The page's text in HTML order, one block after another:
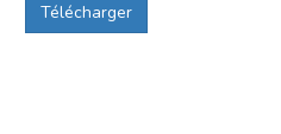
Télécharger